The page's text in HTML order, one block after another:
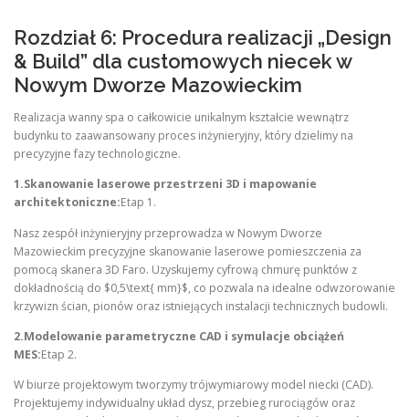
Rozdział 6: Procedura realizacji „Design
& Build” dla customowych niecek w
Nowym Dworze Mazowieckim
Realizacja wanny spa o całkowicie unikalnym kształcie wewnątrz
budynku to zaawansowany proces inżynieryjny, który dzielimy na
precyzyjne fazy technologiczne.
1.Skanowanie laserowe przestrzeni 3D i mapowanie
architektoniczne:Etap 1.
Nasz zespół inżynieryjny przeprowadza w Nowym Dworze
Mazowieckim precyzyjne skanowanie laserowe pomieszczenia za
pomocą skanera 3D Faro. Uzyskujemy cyfrową chmurę punktów z
dokładnością do $0,5\text{ mm}$, co pozwala na idealne odwzorowanie
krzywizn ścian, pionów oraz istniejących instalacji technicznych budowli.
2.Modelowanie parametryczne CAD i symulacje obciążeń
MES:Etap 2.
W biurze projektowym tworzymy trójwymiarowy model niecki (CAD).
Projektujemy indywidualny układ dysz, przebieg rurociągów oraz